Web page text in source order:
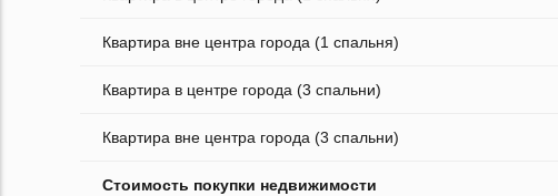
Квартира вне центра города (1 спальня)
Квартира в центре города (3 спальни)
Квартира вне центра города (3 спальни)
Стоимость покупки недвижимости